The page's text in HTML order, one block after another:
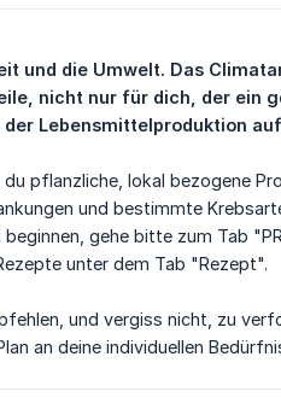
und die Umwelt. Das
nicht nur für dich, der ein
Lebensmittelproduktion
pflanzliche, lokal bezogene
und bestimmte
gehe bitte zum Tab
unter dem Tab "Rezept".
und vergiss nicht, zu
an deine individuellen